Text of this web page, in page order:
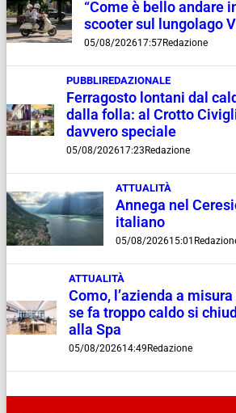
“Come è bello andare
scooter sul lungolago
05/08/202617:57Redazione
PUBBLIREDAZIONALE
Ferragosto lontani dal
dalla folla: al Crotto
davvero speciale
05/08/202617:23 Redazione
ATTUALITÀ
Annega nel
italiano
05/08/202615:01
ATTUALITÀ
Como, l’azienda a
se fa troppo caldo si
alla Spa
05/08/202614:49 Redazione